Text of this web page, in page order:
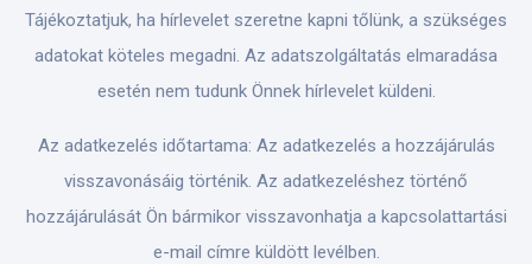
Tájékoztatjuk, ha hírlevelet szeretne kapni tőlünk, a szükséges
adatokat köteles megadni. Az adatszolgáltatás elmaradása
esetén nem tudunk Önnek hírlevelet küldeni.
Az adatkezelés időtartama: Az adatkezelés a hozzájárulás
visszavonásáig történik. Az adatkezeléshez történő
hozzájárulását Ön bármikor visszavonhatja a kapcsolattartási
e-mail címre küldött levélben.